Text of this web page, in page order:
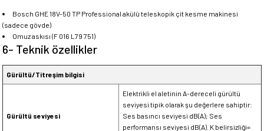
Bosch GHE 18V-50 TP Professional akülü teleskopik çit kesme makinesi
(sadece gövde)
Omuz askısı (F 016 L79 751)
6- Teknik özellikler
Gürültü/Titreşim bilgisi
Gürültü seviyesi
Elektrikli el aletinin A-dereceli gürültü
seviyesi tipik olarak şu değerlere sahiptir:
Ses basıncı seviyesi dB(A); Ses
performansı seviyesi dB(A). K belirsizliği=